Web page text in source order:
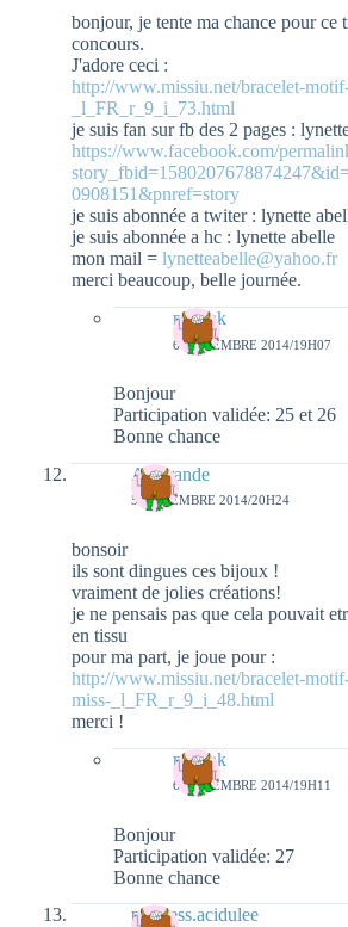
bonjour, je tente ma chance pour ce
concours.
J'adore ceci :
http://www.missiu.net/bracelet-
_l_FR_r_9_i_73.html
je suis fan sur fb des 2 pages :
https://www.facebook.com/
0908151&pnref=story
je suis abonnée a twiter : lynette
je suis abonnée a hc : lynette abelle
mon mail = lynetteabelle@yahoo.fr
merci beaucoup, belle journée.
natieak
6 NOVEMBRE 2014/19H07
Bonjour
Participation validée: 25 et 26
Bonne chance
Amarande
5 NOVEMBRE 2014/20H24
bonsoir
ils sont dingues ces bijoux !
vraiment de jolies créations!
je ne pensais pas que cela pouvait
en tissu
pour ma part, je joue pour :
http://www.missiu.net/bracelet-
miss-_l_FR_r_9_i_48.html
merci !
natieak
6 NOVEMBRE 2014/19H11
Bonjour
Participation validée: 27
Bonne chance
princess.acidulee